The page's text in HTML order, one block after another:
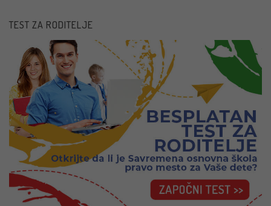
TEST ZA RODITELJE